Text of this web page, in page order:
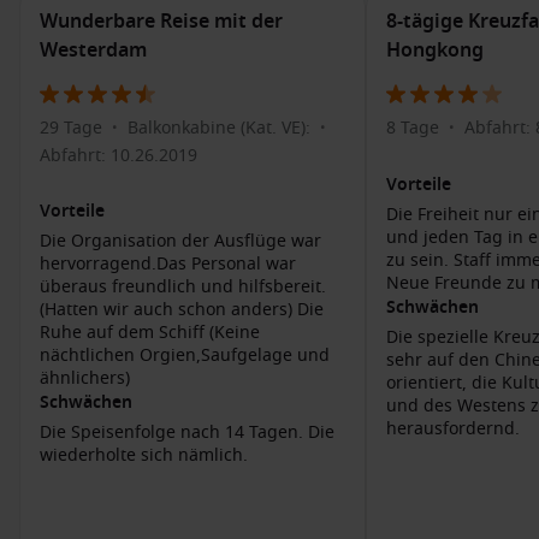
Weltkulturerbe-Stätte umfasst wunderschöne Gärten,
historische Gebäude und die Rückseite des Sakurajima als
Hot Springs erleben
: Kagoshima ist berühmt für seine
heißen Quellen. Besuchen Sie die „Ibusuki Onsen“ in der
Nähe, wo Sie in einem Sandbad entspannen können.
: Probieren Sie die köstlichen
Gerichte, darunter „Kagoshima-Rind“ und frische
Meeresfrüchte, die in gemütlichen Restaurants und
Izakayas serviert werden.
Kultur und Geschichte: Besuchen Sie das Kagoshima
Museum of Meiji Restoration, um mehr über die
Geschichte der Stadt während der Meiji-Restauration zu
erfahren.
Häfen, die Sie möglicherweise vor oder nach
Wunderbare Reise mit der
Westerdam
29 Tage • Balkonkabine (Kat. VE): •
Abfahrt: 10.26.2019
Vorteile
Die Organisation der Ausflüge war
hervorragend.Das Personal war
überaus freundlich und hilfsbereit.
(Hatten wir auch schon anders) Die
Ruhe auf dem Schiff (Keine
nächtlichen Orgien,Saufgelage und
ähnlichers)
Schwächen
Die Speisenfolge nach 14 Tagen. Die
wiederholte sich nämlich.
8-tägige
Hongkong
8 Tage • Abfahrt:
Vorteile
Die Freiheit nur
und jeden Tag in
zu sein. Staff
Neue Freunde zu
Schwächen
Die spezielle
sehr auf den
orientiert, die
und des Westens
herausfordernd.